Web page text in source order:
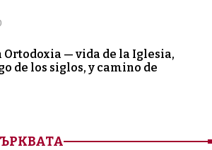
— vida de la Iglesia,
de los siglos, y camino de